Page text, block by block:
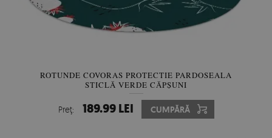
ROTUNDE COVORAS PROTECTIE PARDOSEALA
STICLĂ VERDE CĂPȘUNI
Preţ: 189.99 LEI CUMPĂRĂ